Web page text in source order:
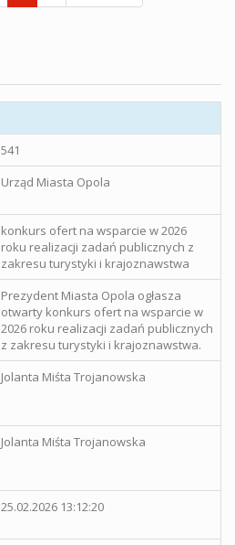
541
Urząd Miasta Opola
konkurs ofert na wsparcie w 2026
roku realizacji zadań publicznych z
zakresu turystyki i krajoznawstwa
Prezydent Miasta Opola ogłasza
otwarty konkurs ofert na wsparcie w
2026 roku realizacji zadań publicznych
z zakresu turystyki i krajoznawstwa.
Jolanta Miśta Trojanowska
Jolanta Miśta Trojanowska
25.02.2026 13:12:20